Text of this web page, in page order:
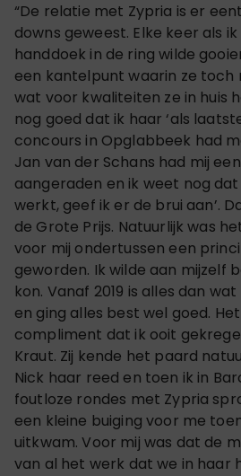
“De relatie met Zypria is er
downs geweest. Elke keer als
handdoek in de ring wilde
een kantelpunt waarin ze toch
wat voor kwaliteiten ze in huis
nog goed dat ik haar ‘als
concours in Opglabbeek had
Jan van der Schans had mij
aangeraden en ik weet nog dat
werkt, geef ik er de brui aan’.
de Grote Prijs. Natuurlijk was
voor mij ondertussen een
geworden. Ik wilde aan mijzelf
kon. Vanaf 2019 is alles dan
en ging alles best wel goed.
compliment dat ik ooit
Kraut. Zij kende het paard
Nick haar reed en toen ik in
foutloze rondes met Zypria
een kleine buiging voor me
uitkwam. Voor mij was dat de
van al het werk dat we in haar